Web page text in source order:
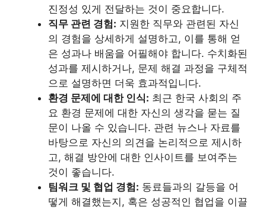
진정성 있게 전달하는 것이 중요합니다.
직무 관련 경험: 지원한 직무와 관련된 자신
의 경험을 상세하게 설명하고, 이를 통해 얻
은 성과나 배움을 어필해야 합니다. 수치화된
성과를 제시하거나, 문제 해결 과정을 구체적
으로 설명하면 더욱 효과적입니다.
환경 문제에 대한 인식: 최근 한국 사회의 주
요 환경 문제에 대한 자신의 생각을 묻는 질
문이 나올 수 있습니다. 관련 뉴스나 자료를
바탕으로 자신의 의견을 논리적으로 제시하
고, 해결 방안에 대한 인사이트를 보여주는
것이 좋습니다.
팀워크 및 협업 경험: 동료들과의 갈등을 어
떻게 해결했는지, 혹은 성공적인 협업을 이끌